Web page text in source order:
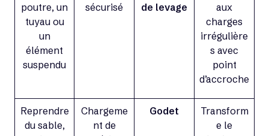
poutre, un
tuyau ou
un
élément
suspendu
sécurisé
de levage
aux
charges
irrégulière
s avec
point
d’accroche
Reprendre
du sable,
Chargeme
nt de
Godet
Transform
e le